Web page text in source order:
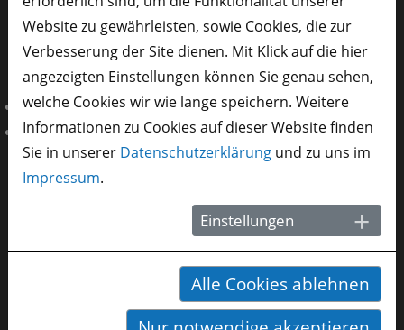
nicht in der Programmgebühr enthalten.)
Die Programmgebühr beträgt:
für Bewerber*innen im Ausland: 7.800 €
für Bewerber*innen, die bereits in Deutschland sind
und für Bewerber*innen aus Ländern mit APS-
Verfahren (China, Indien und Vietnam): Bitte
sprecht uns persönlich an!
0049 681 5867 651
Der Semesterbeitrag ist bei der htw saar zu
entrichten und istnicht in den Programmgebühren
Website zu gewährleisten, sowie Cookies, die zur
Verbesserung der Site dienen. Mit Klick auf die hier
angezeigten Einstellungen können Sie genau sehen,
welche Cookies wir wie lange speichern. Weitere
Informationen zu Cookies auf dieser Website finden
Sie in unserer Datenschutzerklärung und zu uns im
Impressum.
Einstellungen
Alle Cookies ablehnen